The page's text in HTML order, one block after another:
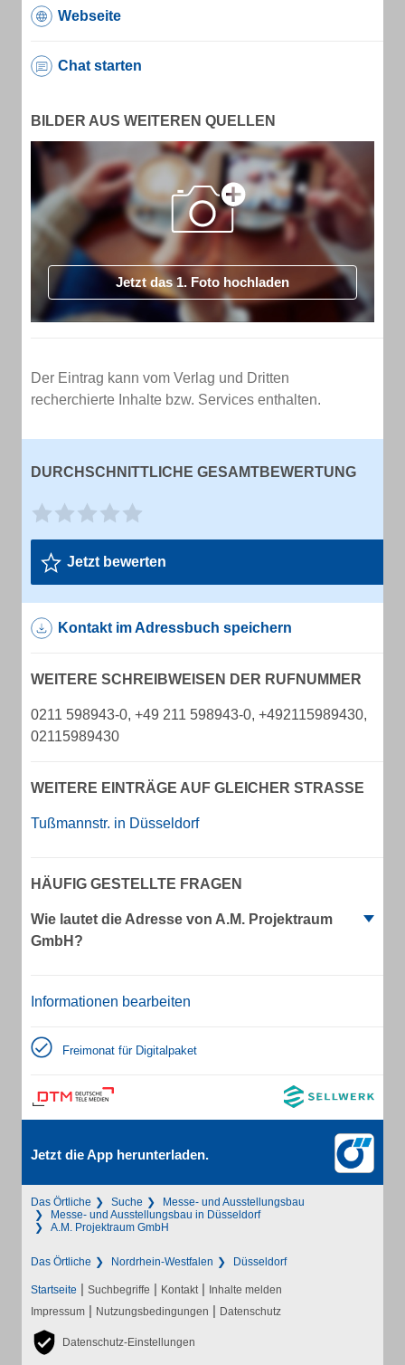
Webseite
Chat starten
BILDER AUS WEITEREN QUELLEN
Jetzt das 1. Foto hochladen
Der Eintrag kann vom Verlag und Dritten
recherchierte Inhalte bzw. Services enthalten.
DURCHSCHNITTLICHE GESAMTBEWERTUNG
Jetzt bewerten
Kontakt im Adressbuch speichern
WEITERE SCHREIBWEISEN DER RUFNUMMER
0211 598943-0, +49 211 598943-0, +492115989430,
02115989430
WEITERE EINTRÄGE AUF GLEICHER STRASSE
Tußmannstr. in Düsseldorf
HÄUFIG GESTELLTE FRAGEN
Wie lautet die Adresse von A.M. Projektraum
GmbH?
Informationen bearbeiten
Freimonat für Digitalpaket
Jetzt die App herunterladen.
Das Örtliche Suche
Messe- und Ausstellungsbau
Messe- und Ausstellungsbau in Düsseldorf
A.M. Projektraum GmbH
Das Örtliche Nordrhein-Westfalen Düsseldorf
Startseite | Suchbegriffe | Kontakt | Inhalte melden
Impressum | Nutzungsbedingungen | Datenschutz
Datenschutz-Einstellungen